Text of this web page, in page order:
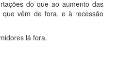
do que ao aumento das
que vêm de fora, e à recessão
lá fora.